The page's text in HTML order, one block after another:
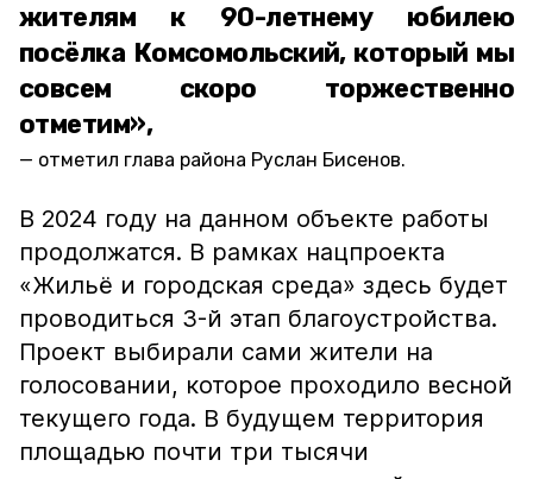
жителям к 90-летнему юбилею
посёлка Комсомольский, который мы
совсем скоро торжественно
отметим»,
отметил глава района Руслан Бисенов.
В 2024 году на данном объекте работы
продолжатся. В рамках нацпроекта
«Жильё и городская среда» здесь будет
проводиться 3-й этап благоустройства.
Проект выбирали сами жители на
голосовании, которое проходило весной
текущего года. В будущем территория
площадью почти три тысячи